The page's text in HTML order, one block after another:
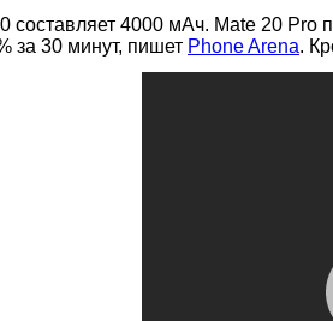
составляет 4000 мАч. Mate 20
за 30 минут, пишет Phone Arena.